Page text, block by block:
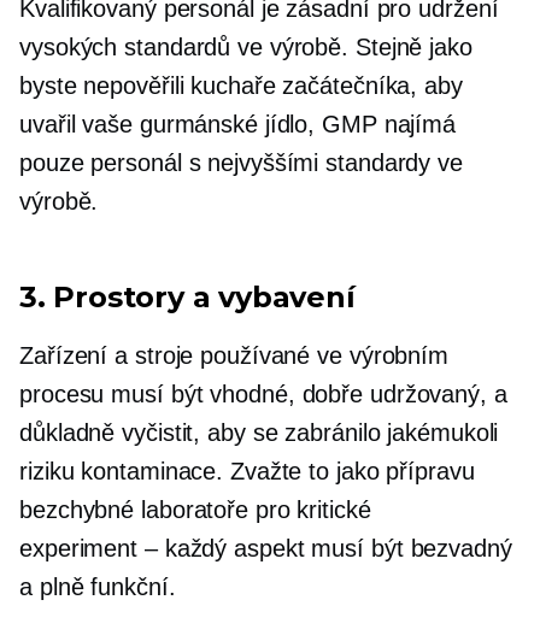
Kvalifikovaný personál je zásadní pro udržení
vysokých standardů ve výrobě. Stejně jako
byste nepověřili kuchaře začátečníka, aby
uvařil vaše gurmánské jídlo, GMP najímá
pouze personál s nejvyššími standardy ve
výrobě.
3. Prostory a vybavení
Zařízení a stroje používané ve výrobním
procesu musí být vhodné, dobře udržovaný, a
důkladně vyčistit, aby se zabránilo jakémukoli
riziku kontaminace. Zvažte to jako přípravu
bezchybné laboratoře pro kritické
experiment – ​​každý aspekt musí být bezvadný
a plně funkční.